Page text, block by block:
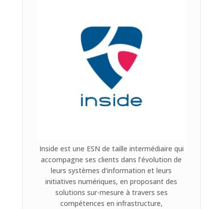
Inside est une ESN de taille intermédiaire qui
accompagne ses clients dans l’évolution de
leurs systèmes d’information et leurs
initiatives numériques, en proposant des
solutions sur-mesure à travers ses
compétences en infrastructure,